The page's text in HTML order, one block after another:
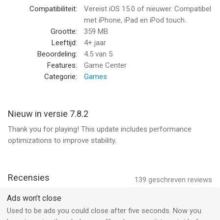
== Spider Solitaire Kenmerken ==
• Prachtige thema's
• Indrukwekkende animaties
• Foutloze graphics en klassieke interface
• Spel met 1 kleur (makkelijkst)
• Spel met 2 kleuren
oplossing
• Onbeperkte deler waardoor de speler kaarten kan delen, zelfs
met lege vakken
• Hou je Spider Solitaire-statistieken bij
• Aanpasbare afbeeldingen voor de achterkant van kaarten en
achtergronden
Compatibiliteit:
Vereist iOS 15.0 of nieuwer. Compatibel
met iPhone, iPad en iPod touch.
Grootte:
359 MB
Leeftijd:
4+ jaar
Beoordeling:
4.5 van 5
Features:
Game Center
Categorie:
Games
Nieuw in versie 7.8.2
Thank you for playing! This update includes performance
optimizations to improve stability.
139 geschreven reviews
Recensies
Ads won’t close
Used to be ads you could close after five seconds. Now you